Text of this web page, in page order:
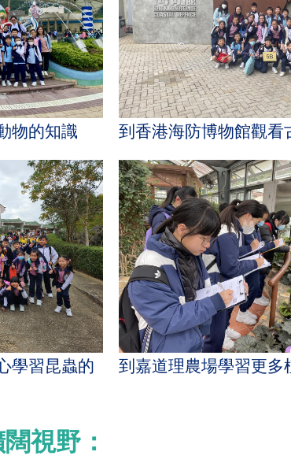
物的知識
學習昆蟲的
到香港海防博物館觀看
到嘉道理農場學習更多
視野：